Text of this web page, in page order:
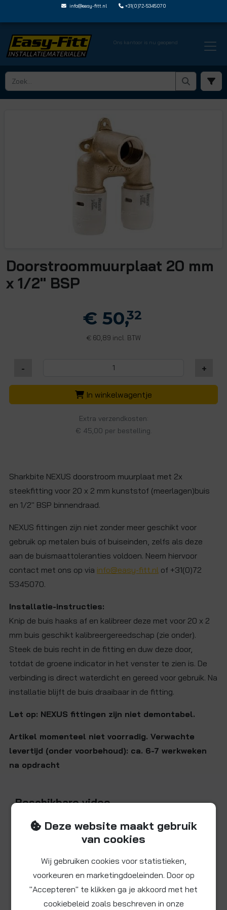
info@easy-fitt.nl +31(0)72-5345070
Ons kantoor is nu geopend
HOME › SHARKBITE NEXUS STEEKFITTINGEN › NEXUS MUURPLATEN › SN022020DB
Doorstroommuurplaat 20 mm
x 1/2" BSP
€ 50,32
€ 60,89 incl. BTW
- +
In winkelwagentje
Extra verzendkosten:
€ 45,00 per bestelling.
Sharkbite NEXUS doorstroom muurplaat met 2x
steekfitting voor 20 x 2 mm kunststof (meerlagen)buis
en 1/2" BSP binnendraad.
NEXUS fittingen zijn niet zonder meer geschikt voor
gebruik op metalen buis of buiseinden, zelfs als deze
aan de buismaattoleranties voldoen. Neem hiervoor
contact met ons op via info@easy-fitt.nl of +31(0)72
5345070.
Installatie-instructies:
Knip de buis haaks af en kalibreer deze met voor 20 x 2
mm buis geschikt kalibreergereedschap (zie onder).
Steek de buis recht in de fitting en duw deze door,
totdat de groene indicator in het venster te zien is. De
verbinding is direct waterdicht en gereed voor gebruik. Na
installatie blijft de buis draaibaar in de fitting.
Let op: NEXUS fittingen zijn niet demontabel.
Artikel momenteel niet voorradig. Verwachte
levertijd (onder voorbehoud): ca. 6-7 werkweken
na opdracht
Beschikbare video
Deze website maakt gebruik
van cookies
Wij gebruiken cookies voor statistieken,
voorkeuren en marketingdoeleinden. Door op
"Accepteren" te klikken ga je akkoord met het
cookiebeleid zoals beschreven in onze